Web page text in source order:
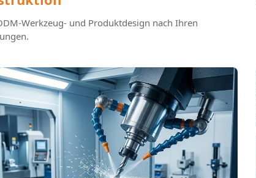
Werkzeug- und Produktdesign nach Ihren